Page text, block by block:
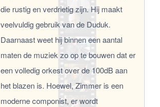
die rustig en verdrietig zijn. Hij maakt
veelvuldig gebruik van de Duduk.
Daarnaast weet hij binnen een aantal
maten de muziek zo op te bouwen dat er
een volledig orkest over de 100dB aan
het blazen is. Hoewel, Zimmer is een
moderne componist, er wordt